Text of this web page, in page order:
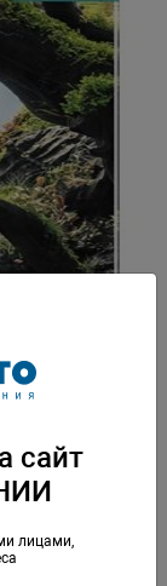
сайт
лицами,